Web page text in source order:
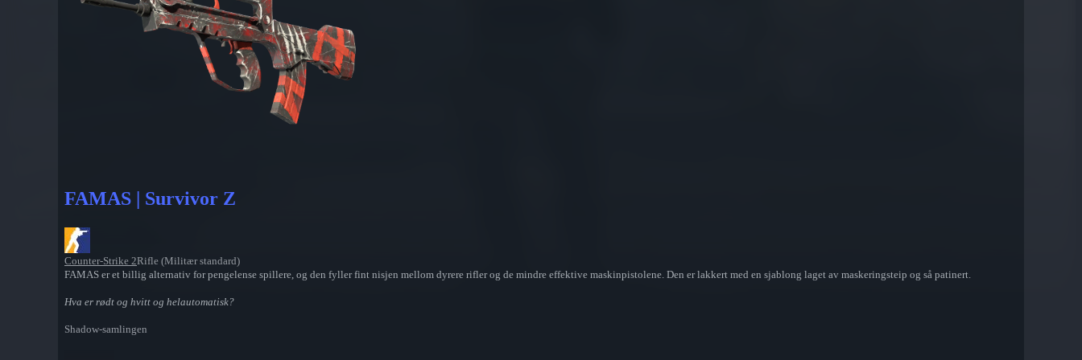
FAMAS | Survivor Z
Counter-Strike 2Rifle (Militær standard)
FAMAS er et billig alternativ for pengelense spillere, og den fyller fint nisjen mellom dyrere rifler og de mindre effektive maskinpistolene. Den er lakkert med en sjablong laget av maskeringsteip og så patinert.
Hva er rødt og hvitt og helautomatisk?
Shadow-samlingen